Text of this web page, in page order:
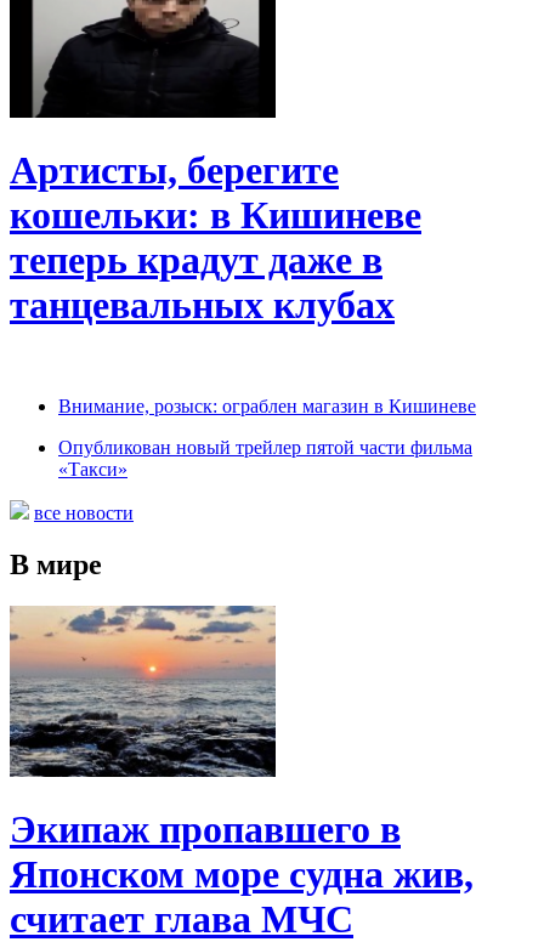
Артисты, берегите
кошельки: в Кишиневе
теперь крадут даже в
танцевальных клубах
Внимание, розыск: ограблен магазин в Кишиневе
Опубликован новый трейлер пятой части фильма
«Такси»
все новости
В мире
Экипаж пропавшего в
Японском море судна жив,
считает глава МЧС